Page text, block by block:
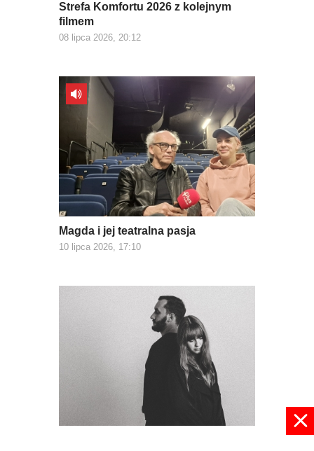
Strefa Komfortu 2026 z kolejnym
filmem
08 lipca 2026, 20:12
Magda i jej teatralna pasja
10 lipca 2026, 17:10